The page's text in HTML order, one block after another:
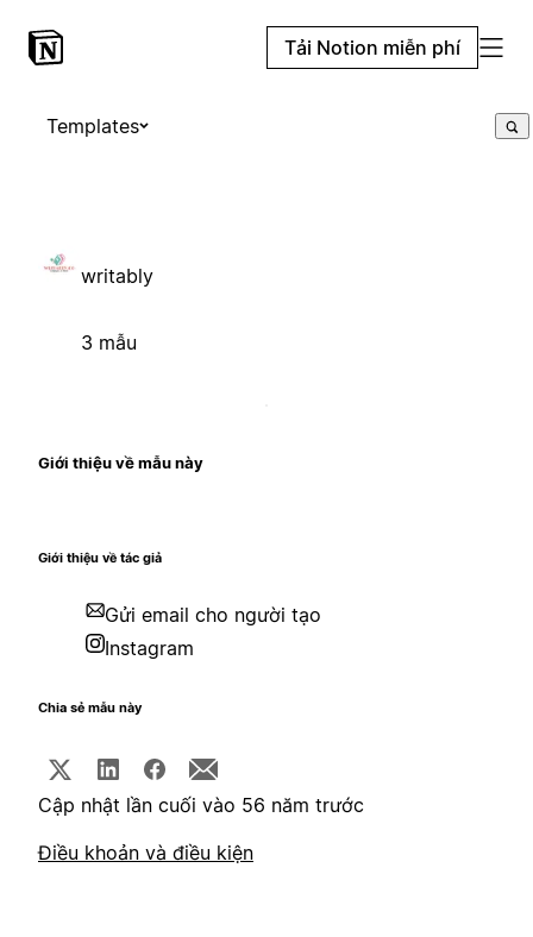
Tải Notion miễn phí
Templates
writably
3 mẫu
Giới thiệu về mẫu này
Giới thiệu về tác giả
Gửi email cho người tạo
Instagram
Chia sẻ mẫu này
Cập nhật lần cuối vào 56 năm trước
Điều khoản và điều kiện